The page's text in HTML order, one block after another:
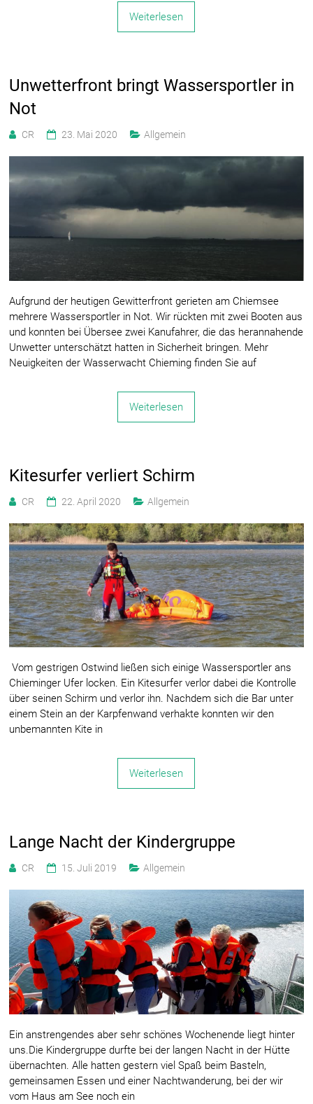
Weiterlesen
Unwetterfront bringt Wassersportler in
Not
CR 23. Mai 2020 Allgemein
Aufgrund der heutigen Gewitterfront gerieten am Chiemsee
mehrere Wassersportler in Not. Wir rückten mit zwei Booten aus
und konnten bei Übersee zwei Kanufahrer, die das herannahende
Unwetter unterschätzt hatten in Sicherheit bringen. Mehr
Neuigkeiten der Wasserwacht Chieming finden Sie auf
Weiterlesen
Kitesurfer verliert Schirm
CR 22. April 2020 Allgemein
Vom gestrigen Ostwind ließen sich einige Wassersportler ans
Chieminger Ufer locken. Ein Kitesurfer verlor dabei die Kontrolle
über seinen Schirm und verlor ihn. Nachdem sich die Bar unter
einem Stein an der Karpfenwand verhakte konnten wir den
unbemannten Kite in
Weiterlesen
Lange Nacht der Kindergruppe
CR 15. Juli 2019 Allgemein
Ein anstrengendes aber sehr schönes Wochenende liegt hinter
uns.Die Kindergruppe durfte bei der langen Nacht in der Hütte
übernachten. Alle hatten gestern viel Spaß beim Basteln,
gemeinsamen Essen und einer Nachtwanderung, bei der wir
vom Haus am See noch ein